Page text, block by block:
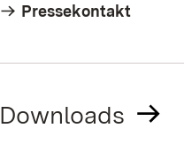
Pressekontakt
Downloads